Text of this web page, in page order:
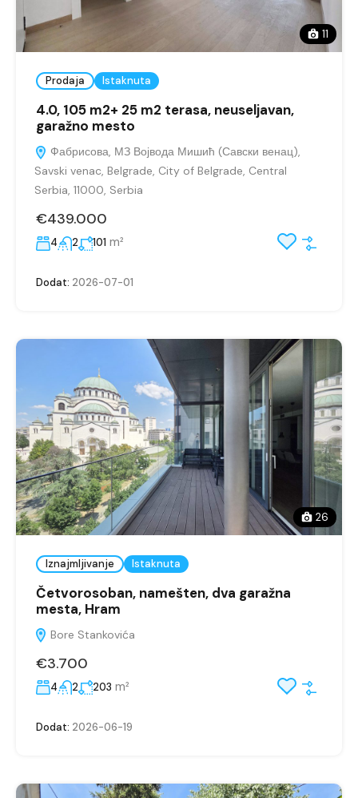
11
Prodaja Istaknuta
4.0, 105 m2+ 25 m2 terasa, neuseljavan,
garažno mesto
Фабрисова, МЗ Војвода Мишић (Савски венац),
Savski venac, Belgrade, City of Belgrade, Central
Serbia, 11000, Serbia
€439.000
4 2 101 m²
Dodat: 2026-07-01
26
Iznajmljivanje Istaknuta
Četvorosoban, namešten, dva garažna
mesta, Hram
Bore Stankovića
€3.700
4 2 203 m²
Dodat: 2026-06-19